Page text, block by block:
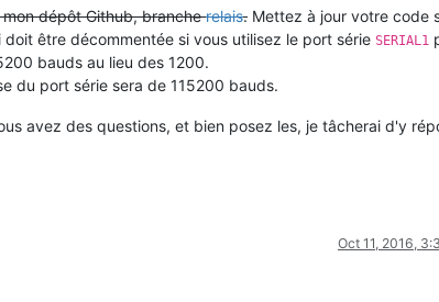
dépôt Github, brancherelais. Mettez à jour votre code
doit être décommentée si vous utilisez le port série SERIAL1
bauds au lieu des 1200.
du port série sera de 115200 bauds.
avez des questions, et bien posez les, je tâcherai d'y
Oct 11, 2016,